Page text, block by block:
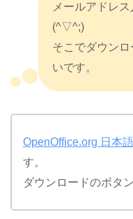
メールアドレ
(^▽^;)
そこでダウン
いです。
OpenOffice.org 日本
す。
ダウンロードのボタ